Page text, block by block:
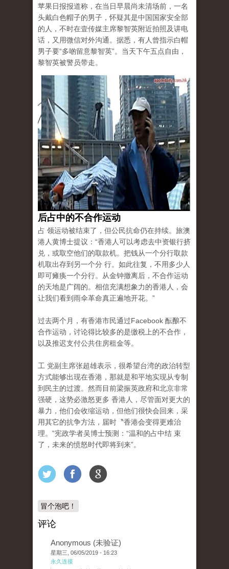
苹果日报报道称，在当日早晨尚未清场前，一名
头戴白色帽子的男子，怀疑其是中国国家安全部
的人，不时在壹传媒主席黎智英附近拍照及讲电
话，又用微信对外沟通。据悉，有人曾指示白帽
男子要“多啲留意黎智英”。当天下午五点自由，
黎智英被警员带走。
后占中的不合作运动
占 领运动被结束了，但公民抗命仍在持续。旅澳
港人黄博士提议：“香港人可以考虑去中资银行挤
兑，或取空他们的取款机。把钱从一个分行取款
机取出存到另一个分 行。如此往复，不用多少人
即可瘫痪一个分行。从金钟撤离后，不合作运动
的天地是广阔的。相信充满想象力的香港人，会
让我们看到雨伞革命真正遍地开花。”
过去两个月，有香港市民通过Facebook 酝酿不
合作运动，讨论得比较多的是缴税上的不合作 ，
以及推迟支付公共住房租金等。
工 党副主席张超雄表示，很希望台湾的政治转型
方式能够出现在香港，那就是和平地实现从专制
到民主的过渡。然而目前梁振英政府和北京非常
强硬，这势必激怒更多 香港人，尽管面对更大的
暴力，他们会收缩运动，但他们很快会回来，采
用其它的抗争方法，届时〝香港会变得更难治
理。”宪政学者吴博士预测：“温和的占中结 束
了，未来的愤怒时代即将到来”。
冒个泡吧！
评论
Anonymous (未验证)
星期三, 06/05/2019 - 16:23
永久连接